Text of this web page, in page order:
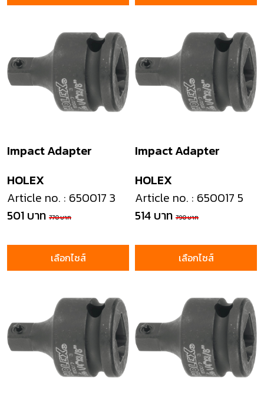
HOLEX
Impact Adapter
Article no. : 650017 3
501 บาท 770 บาท
เลือกไซส์
HOLEX
Impact Adapter
Article no. : 650017 5
514 บาท 790 บาท
เลือกไซส์